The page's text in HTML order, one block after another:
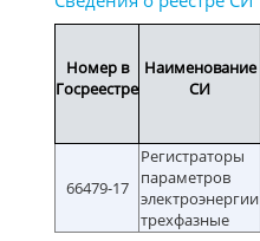
Номер в
Госреестре
Наименование
СИ
66479-17
Регистраторы
параметров
электроэнергии
трехфазные